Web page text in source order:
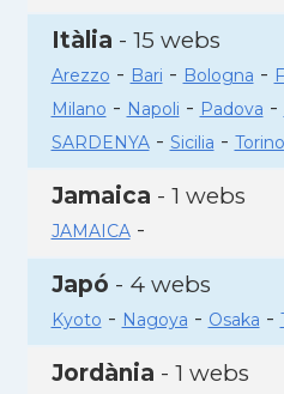
Itàlia - 15 webs
Arezzo - Bari - Bologna -
Milano - Napoli - Padova -
SARDENYA- Sicilia - Torino
Jamaica - 1 webs
JAMAICA-
Japó - 4 webs
Kyoto - Nagoya - Osaka -
Jordània - 1 webs